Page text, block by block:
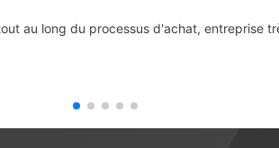
au long du processus d'achat, entreprise